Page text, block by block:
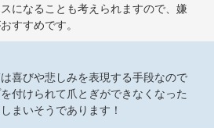
になることも考えられますので、嫌
すすめです。
喜びや悲しみを表現する手段なので
付けられて爪とぎができなくなった
まいそうであります！